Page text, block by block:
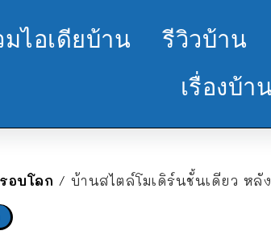
มไอเดียบ้าน รีวิวบ้าน
เรื่องบ้า
รอบโลก / บ้านสไตล์โมเดิร์นชั้นเดียว ห